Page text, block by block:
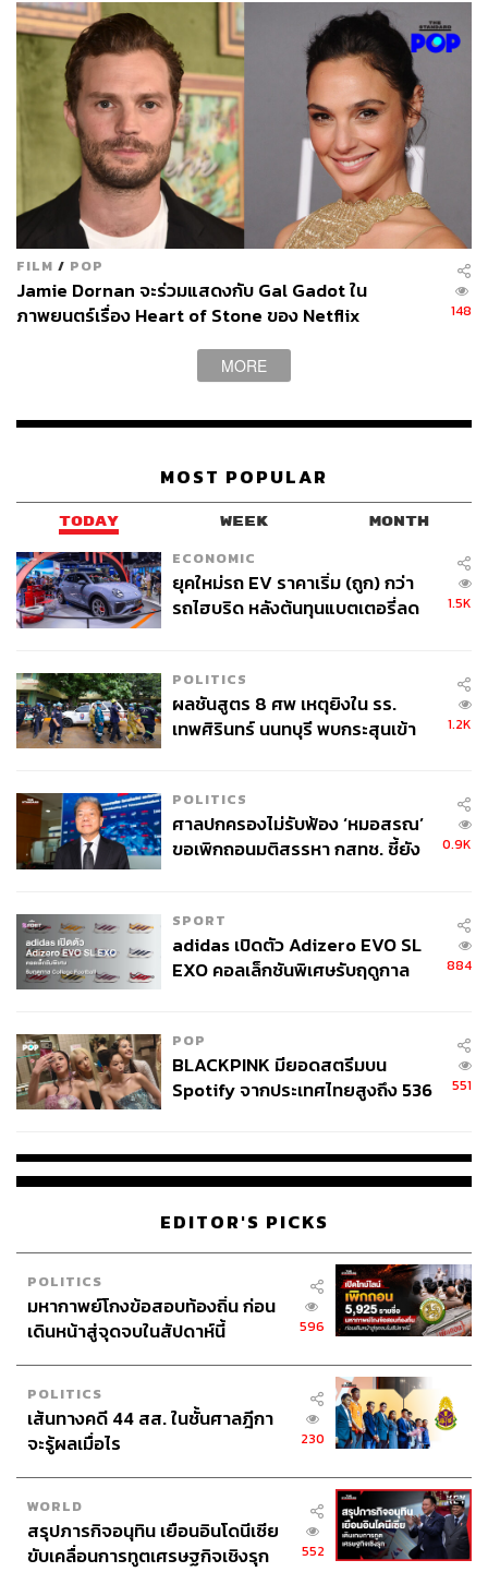
FILM / POP
Jamie Dornan จะร่วมแสดงกับ Gal Gadot ใน
ภาพยนตร์เรื่อง Heart of Stone ของ Netflix
148
MORE
MOST POPULAR
TODAY WEEK MONTH
ECONOMIC
ยุคใหม่รถ EV ราคาเริ่ม (ถูก) กว่า
รถไฮบริด หลังต้นทุนแบตเตอรี่ลด
1.5K
POLITICS
ผลชันสูตร 8 ศพ เหตุยิงใน รร.
เทพศิรินทร์ นนทบุรี พบกระสุนเข้า
1.2K
POLITICS
ศาลปกครองไม่รับฟ้อง ‘หมอสรณ’
ขอเพิกถอนมติสรรหา กสทช. ชี้ยัง
0.9K
SPORT
adidas เปิดตัว Adizero EVO SL
EXO คอลเล็กชันพิเศษรับฤดูกาล
884
POP
BLACKPINK มียอดสตรีมบน
Spotify จากประเทศไทยสูงถึง 536
551
EDITOR'S PICKS
POLITICS
มหากาพย์โกงข้อสอบท้องถิ่น ก่อน
เดินหน้าสู่จุดจบในสัปดาห์นี้
596
POLITICS
เส้นทางคดี 44 สส. ในชั้นศาลฎีกา
จะรู้ผลเมื่อไร
230
WORLD
สรุปภารกิจอนุทิน เยือนอินโดนีเซีย
ขับเคลื่อนการทูตเศรษฐกิจเชิงรุก
552